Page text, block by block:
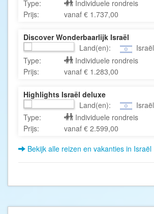
Type:
Individuele rondreis
Prijs:
vanaf € 1.737,00
Discover Wonderbaarlijk Israël
Land(en):
Israël
Type:
Individuele rondreis
Prijs:
vanaf € 1.283,00
Highlights Israël deluxe
Land(en):
Israël
Type:
Individuele rondreis
Prijs:
vanaf € 2.599,00
Bekijk alle reizen en vakanties in Israël